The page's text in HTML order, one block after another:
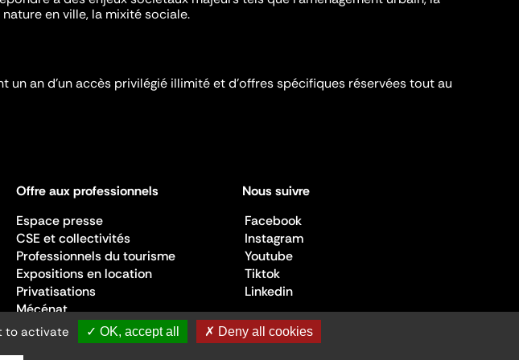
en ville, la mixité sociale.
un an d’un accès privilégié illimité et d’offres spécifiques réservées tout au
Offre aux professionnels
Espace presse
CSE et collectivités
Professionnels du tourisme
Expositions en location
Privatisations
Mécénat
Nous suivre
Facebook
Instagram
Youtube
Tiktok
Linkedin
to activate ✓ OK, accept all ✗ Deny all cookies